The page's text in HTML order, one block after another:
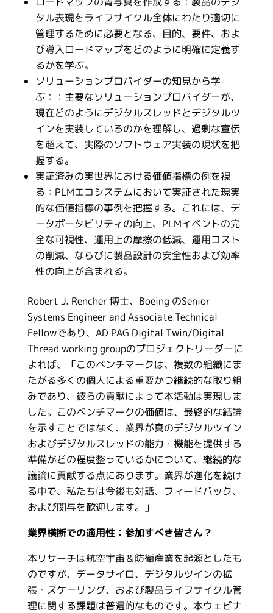
タル表現をライフサイクル全体にわたり適切に
管理するために必要となる、目的、要件、およ
び導入ロードマップをどのように明確に定義す
るかを学ぶ。
ソリューションプロバイダーの知見から学
ぶ：：主要なソリューションプロバイダーが、
現在どのようにデジタルスレッドとデジタルツ
インを実装しているのかを理解し、過剰な宣伝
を超えて、実際のソフトウェア実装の現状を把
握する。
実証済みの実世界における価値指標の例を視
る：PLMエコシステムにおいて実証された現実
的な価値指標の事例を把握する。これには、デ
ータポータビリティの向上、PLMイベントの完
全な可視性、運用上の摩擦の低減、運用コスト
の削減、ならびに製品設計の安全性および効率
性の向上が含まれる。
Robert J. Rencher 博士、Boeing のSenior
Systems Engineer and Associate Technical
Fellowであり、AD PAG Digital Twin/Digital
Thread working groupのプロジェクトリーダーに
よれば、「このベンチマークは、複数の組織にま
たがる多くの個人による重要かつ継続的な取り組
みであり、彼らの貢献によって本活動は実現しま
した。このベンチマークの価値は、最終的な結論
を示すことではなく、業界が真のデジタルツイン
およびデジタルスレッドの能力・機能を提供する
準備がどの程度整っているかについて、継続的な
議論に貢献する点にあります。業界が進化を続け
る中で、私たちは今後も対話、フィードバック、
および関与を歓迎します。」
業界横断での適用性：参加すべき皆さん？
本リサーチは航空宇宙＆防衛産業を起源としたも
のですが、データサイロ、デジタルツインの拡
張・スケーリング、および製品ライフサイクル管
理に関する課題は普遍的なものです。本ウェビナ